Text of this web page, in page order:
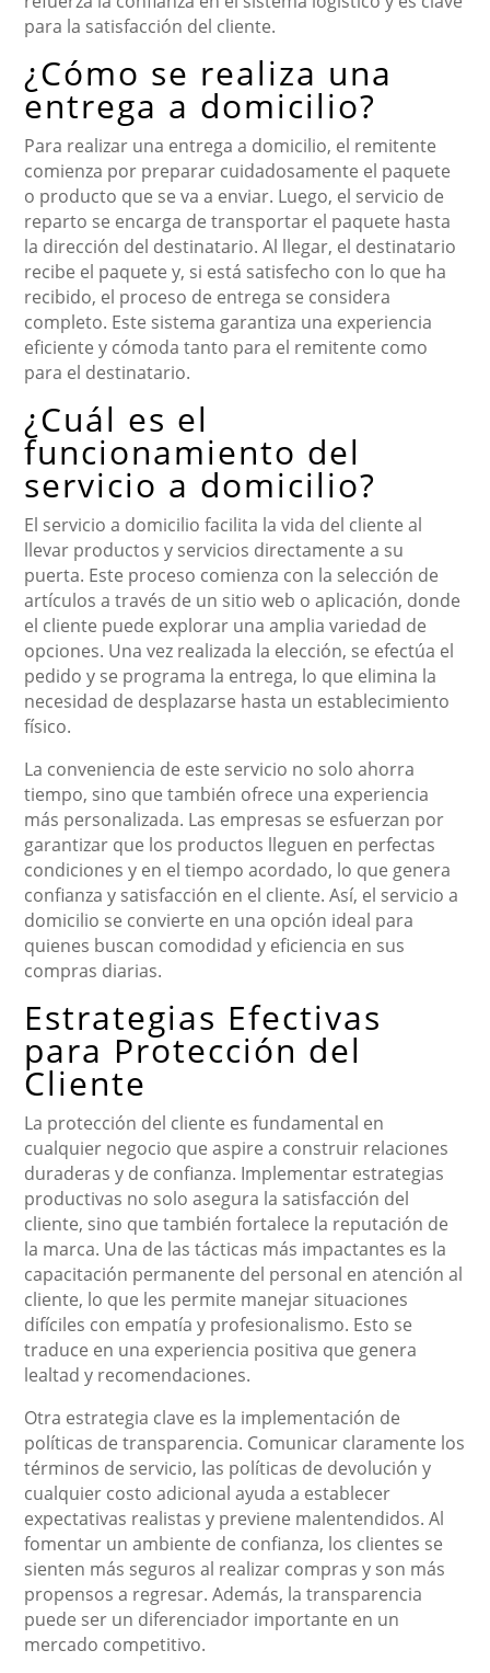
para la satisfacción del cliente.
¿Cómo se realiza una
entrega a domicilio?
Para realizar una entrega a domicilio, el remitente
comienza por preparar cuidadosamente el paquete
o producto que se va a enviar. Luego, el servicio de
reparto se encarga de transportar el paquete hasta
la dirección del destinatario. Al llegar, el destinatario
recibe el paquete y, si está satisfecho con lo que ha
recibido, el proceso de entrega se considera
completo. Este sistema garantiza una experiencia
eficiente y cómoda tanto para el remitente como
para el destinatario.
¿Cuál es el
funcionamiento del
servicio a domicilio?
El servicio a domicilio facilita la vida del cliente al
llevar productos y servicios directamente a su
puerta. Este proceso comienza con la selección de
artículos a través de un sitio web o aplicación, donde
el cliente puede explorar una amplia variedad de
opciones. Una vez realizada la elección, se efectúa el
pedido y se programa la entrega, lo que elimina la
necesidad de desplazarse hasta un establecimiento
físico.
La conveniencia de este servicio no solo ahorra
tiempo, sino que también ofrece una experiencia
más personalizada. Las empresas se esfuerzan por
garantizar que los productos lleguen en perfectas
condiciones y en el tiempo acordado, lo que genera
confianza y satisfacción en el cliente. Así, el servicio a
domicilio se convierte en una opción ideal para
quienes buscan comodidad y eficiencia en sus
compras diarias.
Estrategias Efectivas
para Protección del
Cliente
La protección del cliente es fundamental en
cualquier negocio que aspire a construir relaciones
duraderas y de confianza. Implementar estrategias
productivas no solo asegura la satisfacción del
cliente, sino que también fortalece la reputación de
la marca. Una de las tácticas más impactantes es la
capacitación permanente del personal en atención al
cliente, lo que les permite manejar situaciones
difíciles con empatía y profesionalismo. Esto se
traduce en una experiencia positiva que genera
lealtad y recomendaciones.
Otra estrategia clave es la implementación de
políticas de transparencia. Comunicar claramente los
términos de servicio, las políticas de devolución y
cualquier costo adicional ayuda a establecer
expectativas realistas y previene malentendidos. Al
fomentar un ambiente de confianza, los clientes se
sienten más seguros al realizar compras y son más
propensos a regresar. Además, la transparencia
puede ser un diferenciador importante en un
mercado competitivo.